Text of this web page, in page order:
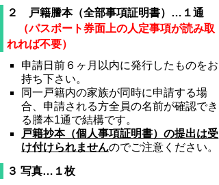
２ 戸籍謄本（全部事項証明書）…１通
（パスポート券面上の人定事項が読み取
れれば不要）
申請日前６ヶ月以内に発行したものをお
持ち下さい。
同一戸籍内の家族が同時に申請する場
合、申請される方全員の名前が確認でき
る謄本1通で結構です。
戸籍抄本（個人事項証明書）の提出は受
け付けられませんのでご注意ください。
３ 写真…１枚